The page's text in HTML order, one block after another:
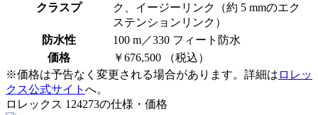
クラスプ
ク、イージーリンク（約 5 mmのエク
ステンションリンク）
防水性
100 m／330 フィート防水
価格
￥676,500 （税込）
※価格は予告なく変更される場合があります。詳細は ロレッ
クス公式サイト へ。
ロレックス 124273の仕様・価格